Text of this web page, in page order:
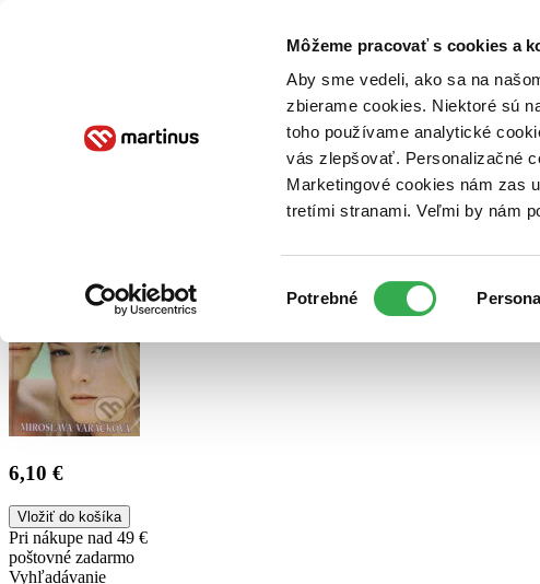
Môžeme pracovať s cookies a
Aby sme vedeli, ako sa na
zbierame cookies. Niektoré sú
toho používame analytické
vás zlepšovať. Personalizačné
Marketingové cookies nám zas
tretími stranami. Veľmi by nám
súhlasu
Potrebné
Poukážky Kontakt
6,10 €
Vložiť do košíka
Pri nákupe nad 49 €
poštovné zadarmo
Vyhľadávanie